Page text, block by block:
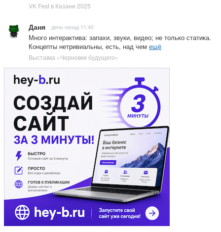
VK Fest в Казани 2025
Даня день назад 11:40
Много интерактива: запахи, звуки, видео; не только статика.
Концепты нетривиальны, есть, над чем ещё
Выставка «Черновик будущего»